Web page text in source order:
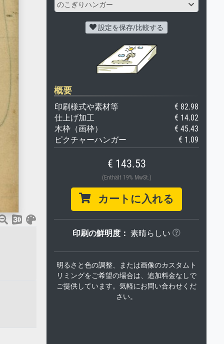
のこぎりハンガー
設定を保存/比較する
概要
印刷様式や素材等
€ 82.98
仕上げ加工
€ 14.02
木枠（画枠）
€ 45.43
ピクチャーハンガー
€ 1.09
€ 143.53
(Enthält 19% MwSt.)
カートに入れる
印刷の鮮明度： 素晴らしい
明るさと色の調整、または画像のカスタムト
リミングをご希望の場合は、追加料金なしで
ご提供しています。気軽にお問い合わせくだ
さい。